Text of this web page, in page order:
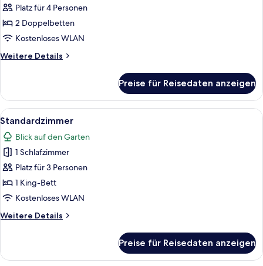
Zimmer
anzeigen
Platz für 4 Personen
2 Doppelbetten
Kostenloses WLAN
Weitere Details
Weitere
Zimmer
Preise für Reisedaten anzeigen
Alle
Fotos
für
Standardzimmer
anzeigen
Zimmersafe,
1
Standardzimmer
Blick auf den Garten
1 Schlafzimmer
Platz für 3 Personen
1 King-Bett
Kostenloses WLAN
Weitere Details
Weitere
Preise für Reisedaten anzeigen